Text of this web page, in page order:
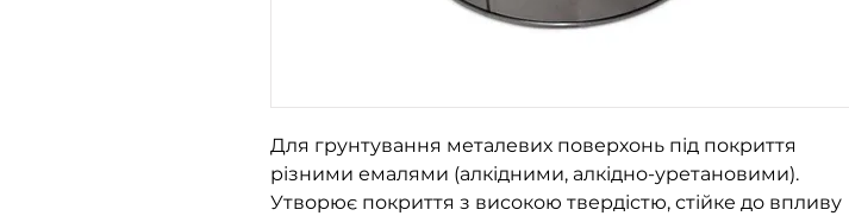
Для грунтування металевих поверхонь під покриття
різними емалями (алкідними, алкідно-уретановими).
Утворює покриття з високою твердістю, стійке до впливу